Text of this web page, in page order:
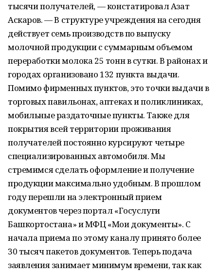
тысячи получателей, — констатировал Азат
Аскаров. — В структуре учреждения на сегодня
действует семь производств по выпуску
молочной продукции с суммарным объемом
переработки молока 25 тонн в сутки. В районах и
городах организовано 132 пункта выдачи.
Помимо фирменных пунктов, это точки выдачи в
торговых павильонах, аптеках и поликлиниках,
мобильные раздаточные пункты. Также для
покрытия всей территории проживания
получателей постоянно курсируют четыре
специализированных автомобиля. Мы
стремимся сделать оформление и получение
продукции максимально удобным. В прошлом
году перешли на электронный прием
документов через портал «Госуслуги
Башкортостана» и МФЦ «Мои документы». С
начала приема по этому каналу принято более
30 тысяч пакетов документов. Теперь подача
заявления занимает минимум времени, так как